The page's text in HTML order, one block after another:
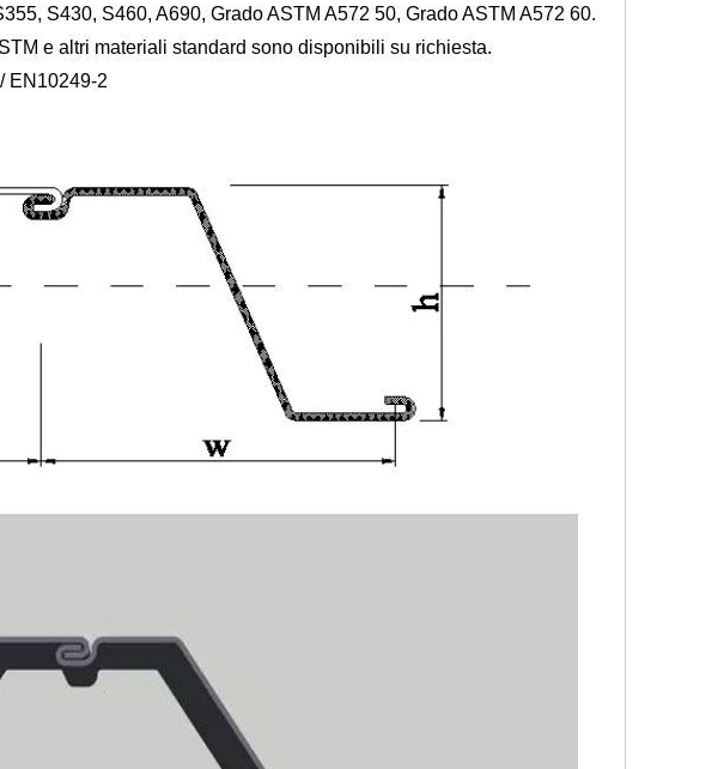
S430, S460, A690, Grado ASTM A572 50, Grado ASTM A572 60.
e altri materiali standard sono disponibili su richiesta.
EN10249-2